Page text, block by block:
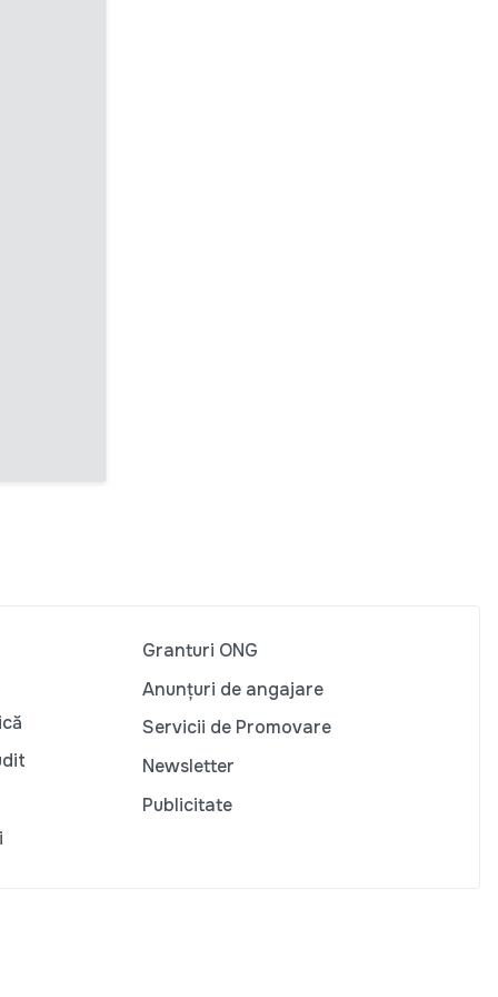
Granturi ONG
Anunțuri de angajare
Servicii de Promovare
Newsletter
Publicitate